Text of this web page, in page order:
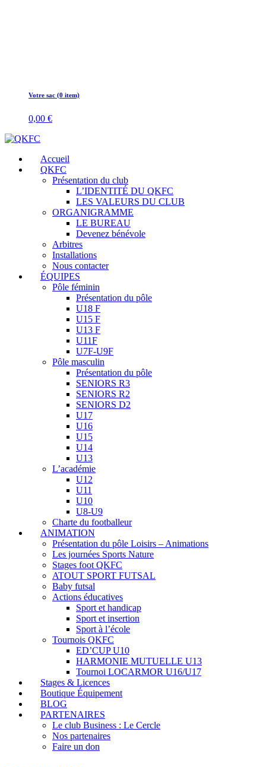
Votre sac (0 item)
0,00 €
Accueil
QKFC
Présentation du club
L’IDENTITÉ DU QKFC
LES VALEURS DU CLUB
ORGANIGRAMME
LE BUREAU
Devenez bénévole
Arbitres
Installations
Nous contacter
ÉQUIPES
Pôle féminin
Présentation du pôle
U18 F
U15 F
U13 F
U11F
U7F-U9F
Pôle masculin
Présentation du pôle
SENIORS R3
SENIORS R2
SENIORS D2
U17
U16
U15
U14
U13
L’académie
U12
U11
U10
U8-U9
Charte du footballeur
ANIMATION
Présentation du pôle Loisirs – Animations
Les journées Sports Nature
Stages foot QKFC
ATOUT SPORT FUTSAL
Baby futsal
Actions éducatives
Sport et handicap
Sport et insertion
Sport à l’école
Tournois QKFC
ED’CUP U10
HARMONIE MUTUELLE U13
Tournoi LOCARMOR U16/U17
Stages & Licences
Boutique Équipement
BLOG
PARTENAIRES
Le club Business : Le Cercle
Nos partenaires
Faire un don